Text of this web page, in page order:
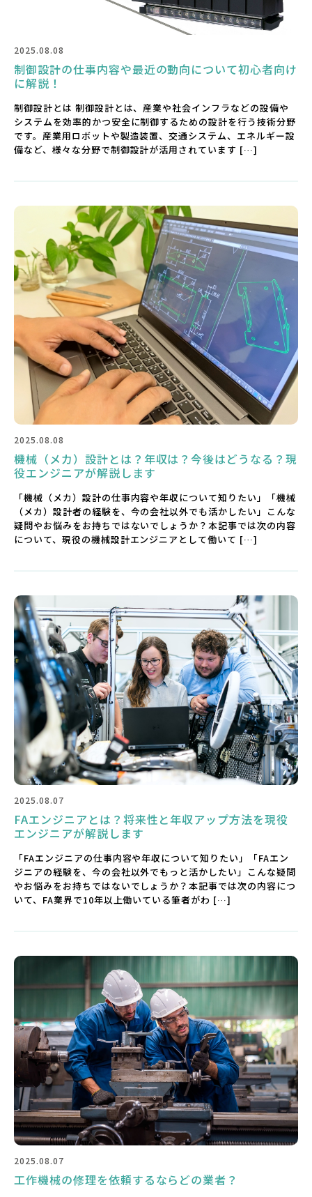
2025.08.08
制御設計の仕事内容や最近の動向について初心者向け
に解説！
制御設計とは 制御設計とは、産業や社会インフラなどの設備や
システムを効率的かつ安全に制御するための設計を行う技術分野
です。産業用ロボットや製造装置、交通システム、エネルギー設
備など、様々な分野で制御設計が活用されています […]
2025.08.08
機械（メカ）設計とは？年収は？今後はどうなる？現
役エンジニアが解説します
「機械（メカ）設計の仕事内容や年収について知りたい」「機械
（メカ）設計者の経験を、今の会社以外でも活かしたい」こんな
疑問やお悩みをお持ちではないでしょうか？本記事では次の内容
について、現役の機械設計エンジニアとして働いて […]
2025.08.07
FAエンジニアとは？将来性と年収アップ方法を現役
エンジニアが解説します
「FAエンジニアの仕事内容や年収について知りたい」「FAエン
ジニアの経験を、今の会社以外でもっと活かしたい」こんな疑問
やお悩みをお持ちではないでしょうか？本記事では次の内容につ
いて、FA業界で10年以上働いている筆者がわ […]
2025.08.07
工作機械の修理を依頼するならどの業者？